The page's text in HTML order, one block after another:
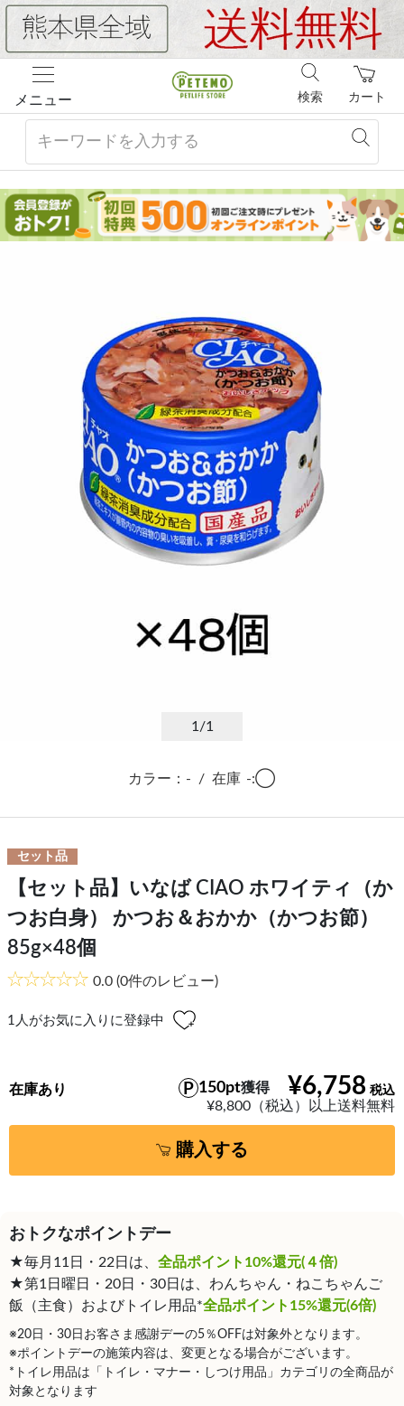
メニュー カート
検索
1/1
カラー：- / 在庫 -:◯
セット品
【セット品】いなば CIAO ホワイティ（か
つお白身） かつお＆おかか（かつお節）
85g×48個
0.0 (0件のレビュー)
1 人がお気に入りに登録中
¥6,758
150pt獲得
¥8,800（税込）以上送料無料
在庫あり
購入する
おトクなポイントデー
★毎月11日・22日は、 全品ポイント10%還元(４倍)
★第1日曜日・20日・30日は、わんちゃん・ねこちゃんご
飯（主食）およびトイレ用品*全品ポイント15%還元(6倍)
※20日・30日お客さま感謝デーの5％OFFは対象外となります。
※ポイントデーの施策内容は、変更となる場合がございます。
*トイレ用品は「トイレ・マナー・しつけ用品」カテゴリの全商品が
対象となります